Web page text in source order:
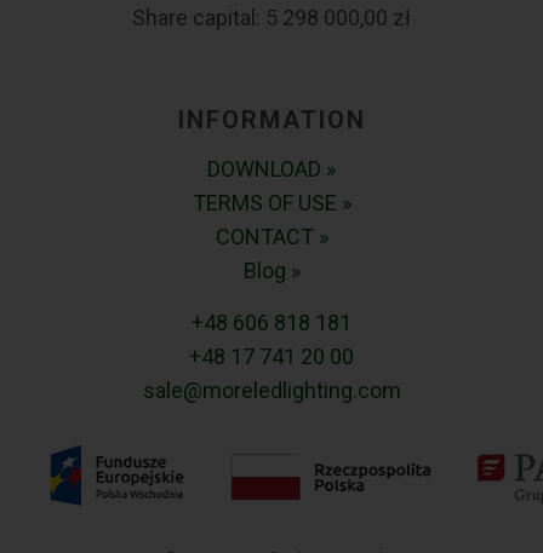
Share capital: 5 298 000,00 zł
INFORMATION
DOWNLOAD »
TERMS OF USE »
CONTACT »
Blog »
+48 606 818 181
+48 17 741 20 00
sale@moreledlighting.com